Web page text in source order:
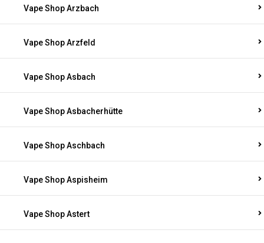
Vape Shop Arzbach
Vape Shop Arzfeld
Vape Shop Asbach
Vape Shop Asbacherhütte
Vape Shop Aschbach
Vape Shop Aspisheim
Vape Shop Astert